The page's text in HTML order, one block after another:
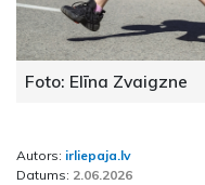
Foto: Elīna Zvaigzne
Autors: irliepaja.lv
Datums: 2.06.2026